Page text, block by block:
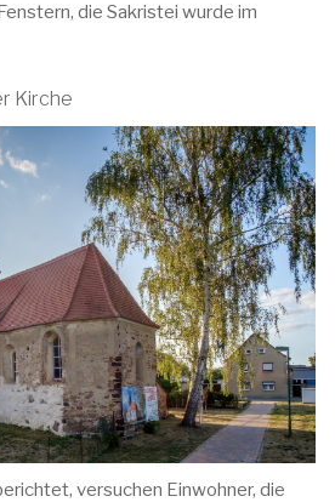
die Sakristei wurde im
Kirche
versuchen Einwohner, die